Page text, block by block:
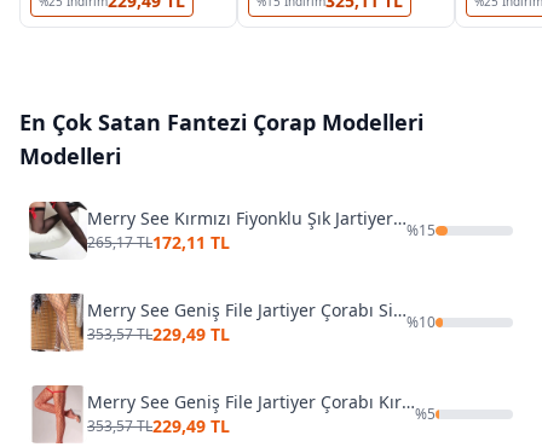
En Çok Satan Fantezi Çorap Modelleri
Modelleri
Merry See Kırmızı Fiyonklu Şık Jartiyer Çorabı
265,17 TL172,11 TL
%15
Merry See Geniş File Jartiyer Çorabı Siyah 7905
353,57 TL229,49 TL
%10
Merry See Geniş File Jartiyer Çorabı Kırmızı
353,57 TL229,49 TL
%5